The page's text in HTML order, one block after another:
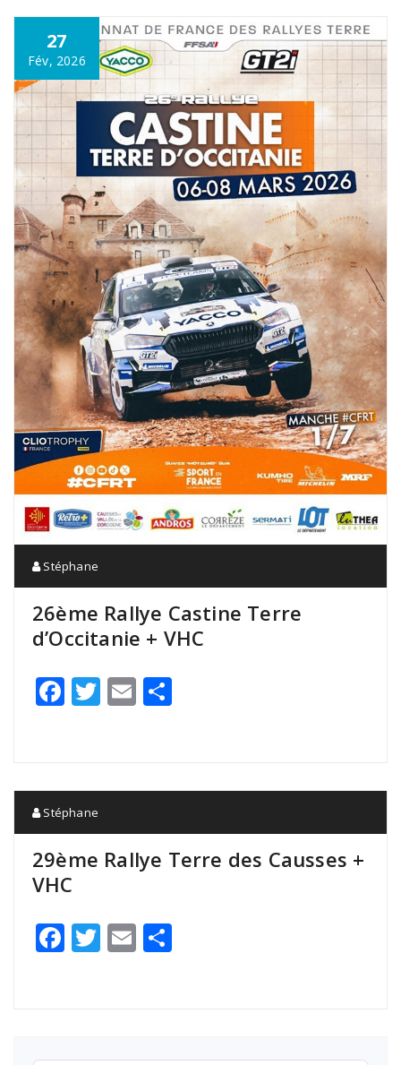
27
Fév, 2026
Stéphane
26ème Rallye Castine Terre
d’Occitanie + VHC
Facebook
Twitter
Email
Stéphane
29ème Rallye Terre des Causses +
VHC
Facebook
Twitter
Email